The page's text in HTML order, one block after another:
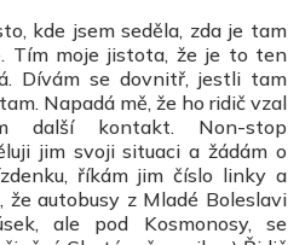
kde jsem seděla, zda je tam
Tím moje jistota, že je to ten
Dívám se dovnitř, jestli tam
Napadá mě, že ho ridič vzal
další kontakt. Non-stop
jim svoji situaci a žádám o
říkám jim číslo linky a
že autobusy z Mladé Boleslavi
ale pod Kosmonosy, se